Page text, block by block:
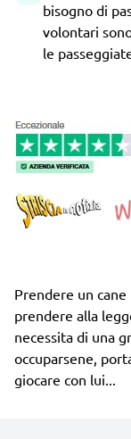
bisogno di
volontari
le
Prendere un
prendere alla
necessita di una
occuparsene,
giocare con lui...